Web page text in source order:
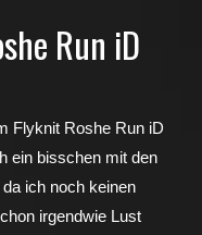
Run iD
Flyknit Roshe Run iD
ein bisschen mit den
ich noch keinen
irgendwie Lust